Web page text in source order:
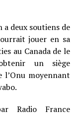
a deux soutiens de
jouer en sa
au Canada de le
un siège
l’Onu moyennant
Radio France